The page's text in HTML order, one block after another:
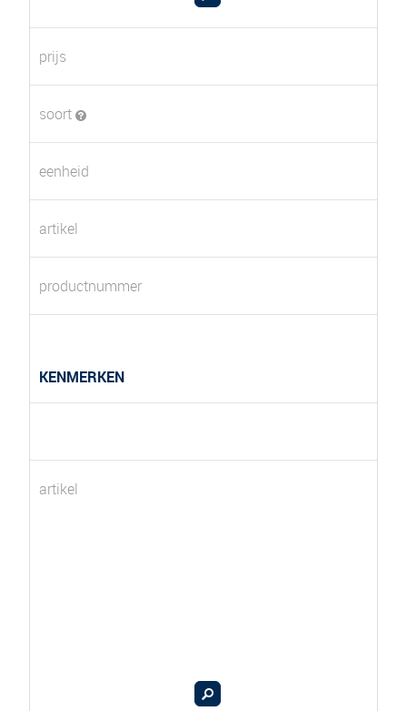
prijs
soort
eenheid
artikel
productnummer
KENMERKEN
artikel